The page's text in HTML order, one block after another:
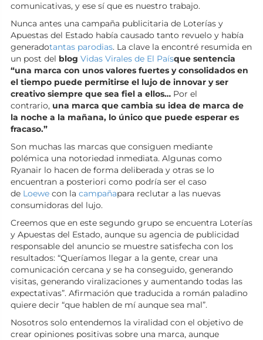
comunicativas, y ese sí que es nuestro trabajo.
Nunca antes una campaña publicitaria de Loterías y
Apuestas del Estado había causado tanto revuelo y había
generadotantas parodias. La clave la encontré resumida en
un post del blog Vidas Virales de El Paísque sentencia
“una marca con unos valores fuertes y consolidados en
el tiempo puede permitirse el lujo de innovar y ser
creativo siempre que sea fiel a ellos… Por el
contrario, una marca que cambia su idea de marca de
la noche a la mañana, lo único que puede esperar es
fracaso.”
Son muchas las marcas que consiguen mediante
polémica una notoriedad inmediata. Algunas como
Ryanair lo hacen de forma deliberada y otras se lo
encuentran a posteriori como podría ser el caso
de Loewe con la campañapara reclutar a las nuevas
consumidoras del lujo.
Creemos que en este segundo grupo se encuentra Loterías
y Apuestas del Estado, aunque su agencia de publicidad
responsable del anuncio se muestre satisfecha con los
resultados: “Queríamos llegar a la gente, crear una
comunicación cercana y se ha conseguido, generando
visitas, generando viralizaciones y aumentando todas las
expectativas”. Afirmación que traducida a román paladino
quiere decir “que hablen de mí aunque sea mal”.
Nosotros solo entendemos la viralidad con el objetivo de
crear opiniones positivas sobre una marca, aunque